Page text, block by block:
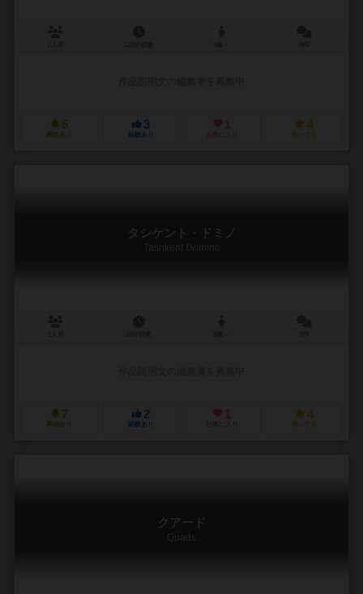
5
興味あり
3
経験あり
1
お気に入り
4
持ってる
タシケント・ドミノ
Tashkent Domino
7
興味あり
2
経験あり
1
お気に入り
4
持ってる
クアード
Quads